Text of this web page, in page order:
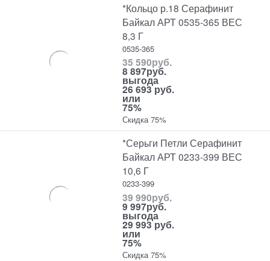
*Кольцо р.18 Серафинит
Байкал АРТ 0535-365 ВЕС
8,3 Г
0535-365
35 590руб.
8 897руб.
выгода
26 693 руб.
или
75%
Скидка 75%
*Серьги Петли Серафинит
Байкал АРТ 0233-399 ВЕС
10,6 Г
0233-399
39 990руб.
9 997руб.
выгода
29 993 руб.
или
75%
Скидка 75%